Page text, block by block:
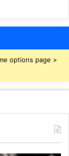
options page >